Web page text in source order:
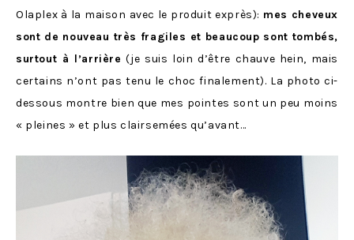
Olaplex à la maison avec le produit exprès): mes cheveux
sont de nouveau très fragiles et beaucoup sont tombés,
surtout à l’arrière (je suis loin d’être chauve hein, mais
certains n’ont pas tenu le choc finalement). La photo ci-
dessous montre bien que mes pointes sont un peu moins
« pleines » et plus clairsemées qu’avant…